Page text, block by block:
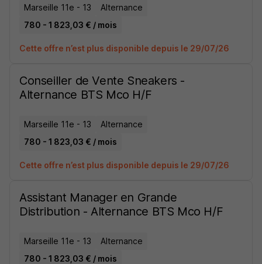
Marseille 11e - 13
Alternance
780 - 1 823,03 € / mois
Cette offre n’est plus disponible depuis le 29/07/26
Conseiller de Vente Sneakers -
Alternance BTS Mco H/F
Marseille 11e - 13
Alternance
780 - 1 823,03 € / mois
Cette offre n’est plus disponible depuis le 29/07/26
Assistant Manager en Grande
Distribution - Alternance BTS Mco H/F
Marseille 11e - 13
Alternance
780 - 1 823,03 € / mois